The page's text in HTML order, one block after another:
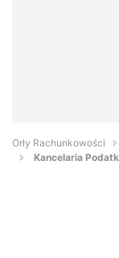
Orły Rachunkowości
Kancelaria